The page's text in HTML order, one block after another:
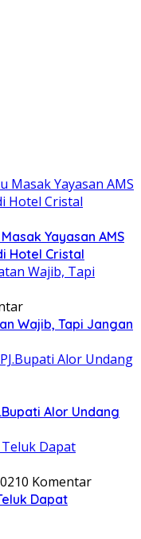
Yayasan AMS
Hotel Cristal
Wajib, Tapi Jangan
Alor Undang
0 Komentar
Dapat